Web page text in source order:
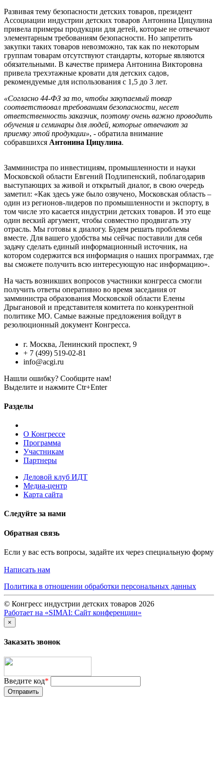
Развивая тему безопасности детских товаров, президент
Ассоциации индустрии детских товаров Антонина Цицулина
привела примеры продукции для детей, которые не отвечают
элементарным требованиям безопасности. Но запретить
закупки таких товаров невозможно, так как по некоторым
группам товарам отсутствуют стандарты, которые являются
обязательными. В качестве примера Антонина Викторовна
привела трехэтажные кровати для детских садов,
рекомендуемые для использования с 1,5 до 3 лет.
«Согласно 44-ФЗ за то, чтобы закупаемый товар
соответствовал требованиям безопасности, несет
ответственность заказчик, поэтому очень важно проводить
обучения и семинары для людей, которые отвечают за
приемку этой продукции», - обратила внимание
собравшихся Антонина Цицулина.
Замминистра по инвестициям, промышленности и науки
Московской области Евгений Подлипенский, поблагодарив
выступающих за живой и открытый диалог, в свою очередь
заметил: «Как здесь уже было озвучено, Московская область –
один из регионов-лидеров по промышленности и экспорту, в
том числе это касается индустрии детских товаров. И это еще
один веский аргумент, чтобы совместно продвигать эту
отрасль. Мы готовы к диалогу. Будем решать проблемы
вместе. Для вашего удобства мы сейчас поставили для себя
задачу сделать единый информационный источник, на
котором содержится вся информация о наших программах, где
вы сможете получить всю интересующую нас информацию».
На часть возникших вопросов участники конгресса смогли
получить ответы оперативно во время заседания от
замминистра образования Московской области Елены
Дрыгановой и представителя комитета по конкурентной
политике МО. Самые важные предложения войдут в
резолюционный документ Конгресса.
г. Москва, Ленинский проспект, 9
+ 7 (499) 519-02-81
info@acgi.ru
Нашли ошибку? Сообщите нам!
Выделите и нажмите Ctr+Enter
Разделы
О Конгрессе
Программа
Участникам
Партнеры
Деловой клуб ИДТ
Медиа-центр
Карта сайта
Следуйте за нами
Обратная связь
Если у вас есть вопросы, задайте их через специальную форму
Написать нам
Политика в отношении обработки персональных данных
© Конгресс индустрии детских товаров 2026
Работает на «SIMAI: Сайт конференции»
×
Заказать звонок
Введите код*
Отправить